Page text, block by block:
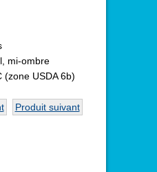
mi-ombre
(zone USDA 6b)
Produit suivant